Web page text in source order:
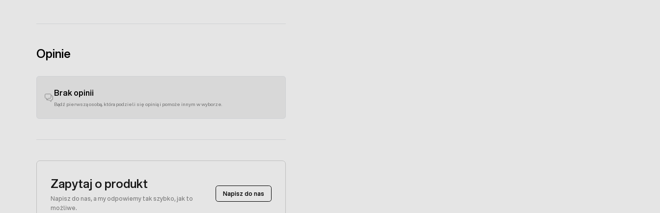
Opinie
Brak opinii
Bądź pierwszą osobą, która podzieli się opinią i pomoże innym w wyborze.
Zapytaj o produkt
Napisz do nas, a my odpowiemy tak szybko, jak to
możliwe.
Napisz do nas